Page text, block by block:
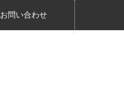
お問い合わせ